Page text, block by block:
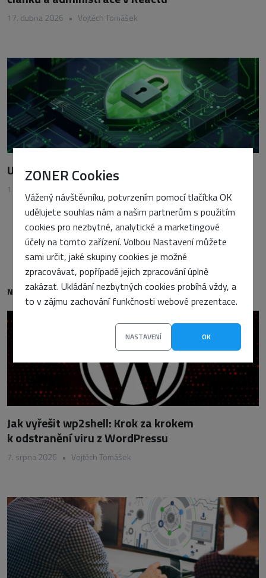
ZONER Cookies
Vážený návštěvníku, potvrzením pomocí tlačítka OK
udělujete souhlas nám a našim partnerům s použitím
cookies pro nezbytné, analytické a marketingové
účely na tomto zařízení. Volbou Nastavení můžete
sami určit, jaké skupiny cookies je možné
zpracovávat, popřípadě jejich zpracování úplně
zakázat. Ukládání nezbytných cookies probíhá vždy, a
to v zájmu zachování funkčnosti webové prezentace.
NASTAVENÍ OK
17. dubna 2026 • Vojtěch Tomášek
Užitečné nástroje pro bezpečnost na internetu
17. října 2024
NEJNOVĚJŠÍ
Jak vyřešit wp2shell: Krok za krokem
k odstranění viru z WordPressu
7. srpna 2026 • Vojtěch Tomášek